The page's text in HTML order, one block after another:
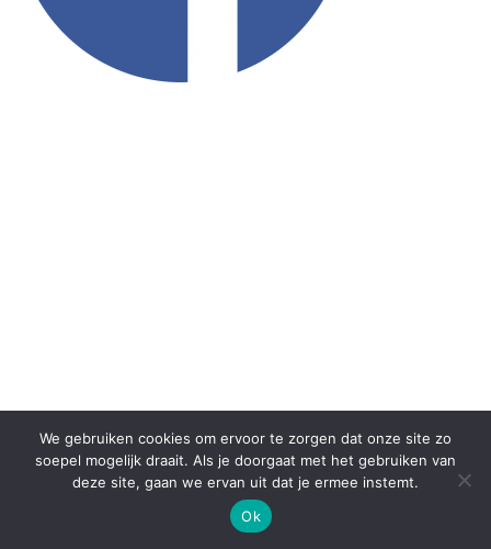
© 2026Fysiotherapie Health Emmen– Alle rechten
voorbehouden
– Ontworpen met de
We gebruiken cookies om ervoor te zorgen dat onze site zo
soepel mogelijk draait. Als je doorgaat met het gebruiken van
deze site, gaan we ervan uit dat je ermee instemt.
Ok